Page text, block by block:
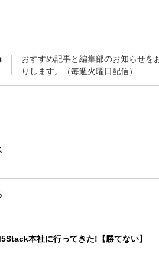
おすすめ記事と編集部のお知らせを
りします。（毎週火曜日配信）
本社に行ってきた!【勝てない】